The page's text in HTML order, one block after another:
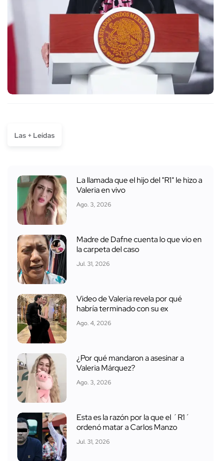
Las + Leídas
La llamada que el hijo del "R1" le hizo a
Valeria en vivo
Ago. 3, 2026
Madre de Dafne cuenta lo que vio en
la carpeta del caso
Jul. 31, 2026
Video de Valeria revela por qué
habría terminado con su ex
Ago. 4, 2026
¿Por qué mandaron a asesinar a
Valeria Márquez?
Ago. 3, 2026
Esta es la razón por la que el ´R1´
ordenó matar a Carlos Manzo
Jul. 31, 2026